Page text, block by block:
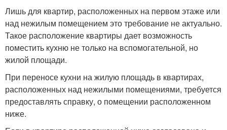
Лишь для квартир, расположенных на первом этаже или
над нежилым помещением это требование не актуально.
Такое расположение квартиры дает возможность
поместить кухню не только на вспомогательной, но
жилой площади.
При переносе кухни на жилую площадь в квартирах,
расположенных над нежилыми помещениями, требуется
предоставлять справку, о помещении расположенном
ниже.